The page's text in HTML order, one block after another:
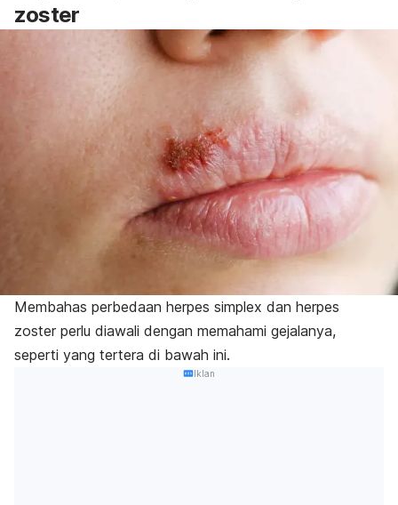
zoster
Membahas perbedaan herpes simplex dan herpes
zoster perlu diawali dengan memahami gejalanya,
seperti yang tertera di bawah ini.
Iklan